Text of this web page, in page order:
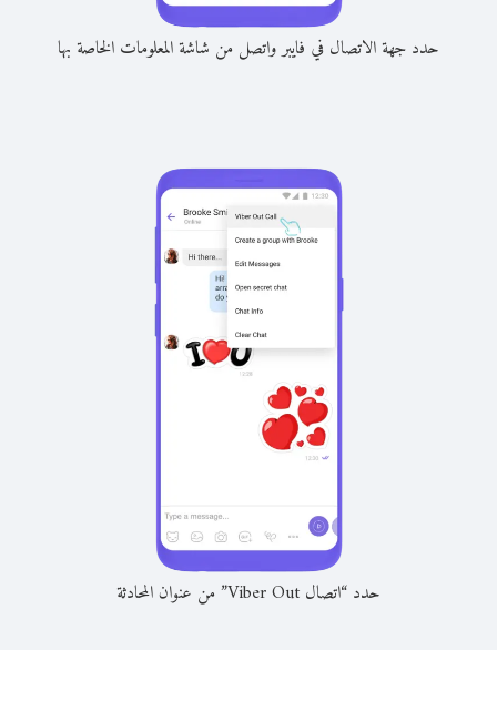
حدد جهة الاتصال في فايبر واتصل من شاشة المعلومات الخاصة بها
حدد “اتصال Viber Out” من عنوان المحادثة